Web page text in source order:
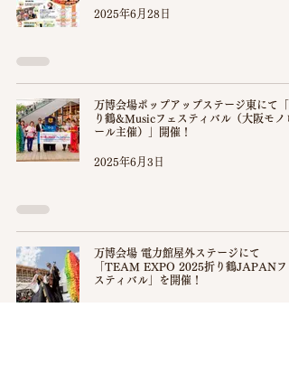
2025年6月28日
万博会場ポップアップステージ東にて「
り鶴&Musicフェスティバル（大阪モノ
ール主催）」開催！
2025年6月3日
万博会場 電力館屋外ステージにて
「TEAM EXPO 2025折り鶴JAPANフ
スティバル」を開催！